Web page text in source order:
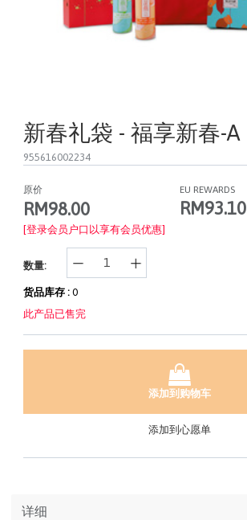
新春礼袋 - 福享新春-A
955616002234
原价
RM98.00
EU REWARDS
RM93.10
[登录会员户口以享有会员优惠]
数量:
货品库存 : 0
此产品已售完
添加到购物车
添加到心愿单
详细